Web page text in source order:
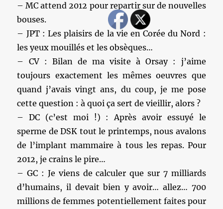
– MC attend 2012 pour repartir sur de nouvelles
bouses.
– JPT : Les plaisirs de la vie en Corée du Nord :
les yeux mouillés et les obsèques…
– CV : Bilan de ma visite à Orsay : j’aime
toujours exactement les mêmes oeuvres que
quand j’avais vingt ans, du coup, je me pose
cette question : à quoi ça sert de vieillir, alors ?
– DC (c’est moi !) : Après avoir essuyé le
sperme de DSK tout le printemps, nous avalons
de l’implant mammaire à tous les repas. Pour
2012, je crains le pire…
– GC : Je viens de calculer que sur 7 milliards
d’humains, il devait bien y avoir… allez… 700
millions de femmes potentiellement faites pour